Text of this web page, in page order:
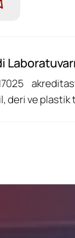
deri ve plastik